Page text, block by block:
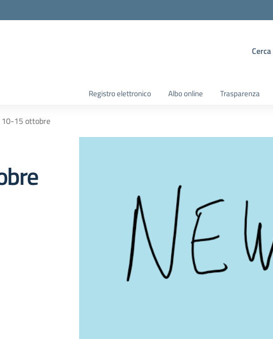
Cerca
Registro elettronico Albo online Trasparenza
10-15 ottobre